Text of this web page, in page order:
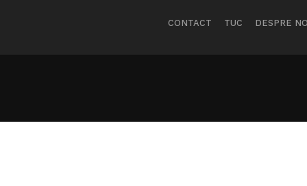
CONTACT TUC DESPRE